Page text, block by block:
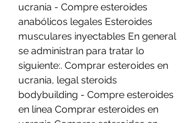
ucrania - Compre esteroides
anabólicos legales Esteroides
musculares inyectables En general
se administran para tratar lo
siguiente:. Comprar esteroides en
ucrania, legal steroids
bodybuilding - Compre esteroides
en línea Comprar esteroides en